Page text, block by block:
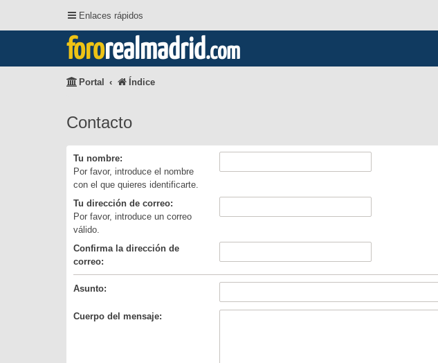
Enlaces rápidos
fororealmadrid.com
Portal Índice
Contacto
Tu nombre:
Por favor, introduce el nombre
con el que quieres identificarte.
Tu dirección de correo:
Por favor, introduce un correo
válido.
Confirma la dirección de
correo:
Asunto:
Cuerpo del mensaje: